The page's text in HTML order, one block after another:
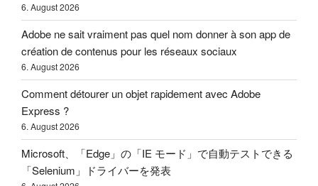
6. August 2026
Adobe ne sait vraiment pas quel nom donner à son app de
création de contenus pour les réseaux sociaux
6. August 2026
Comment détourer un objet rapidement avec Adobe
Express ?
6. August 2026
Microsoft、「Edge」の「IE モード」で自動テストできる
「Selenium」ドライバーを発表